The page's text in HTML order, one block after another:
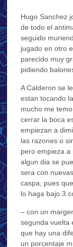
Hugo Sanchez
de todo el
seguido
jugado en otro
parecido muy
pidiendo
A Calderon se
estan tocando
mucho me
cerrar la boca
empiezan a
las razones o
pero empieza
algun dia se
sera con
caspa, pues
lo haga bajo 3
– con un
segunda vuelta
que hay una
un porcentaje